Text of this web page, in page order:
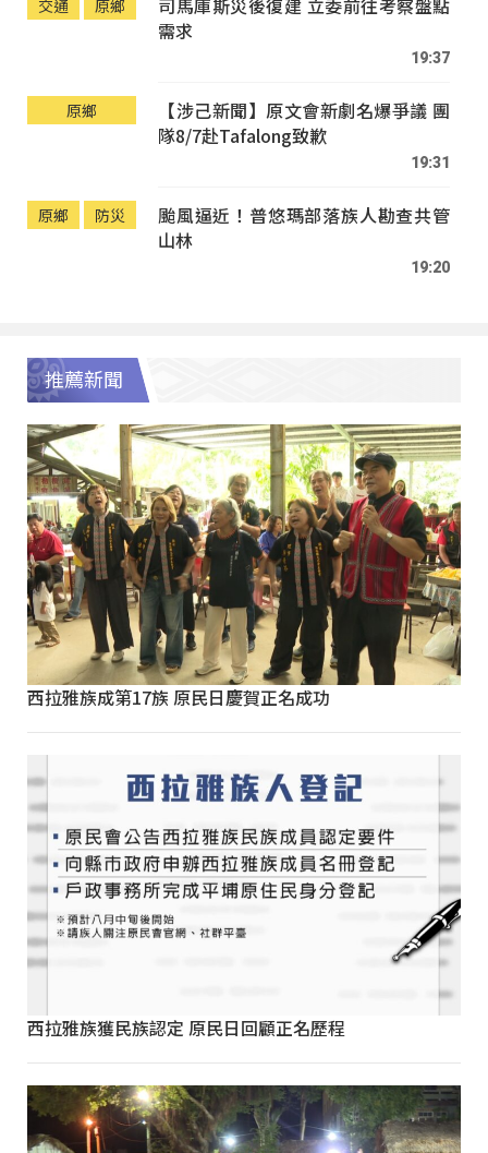
交通 原鄉
司馬庫斯災後復建 立委前往考察盤點
需求
19:37
原鄉
【涉己新聞】原文會新劇名爆爭議 團
隊8/7赴Tafalong致歉
19:31
原鄉 防災
颱風逼近！普悠瑪部落族人勘查共管
山林
19:20
推薦新聞
西拉雅族成第17族 原民日慶賀正名成功
西拉雅族獲民族認定 原民日回顧正名歷程